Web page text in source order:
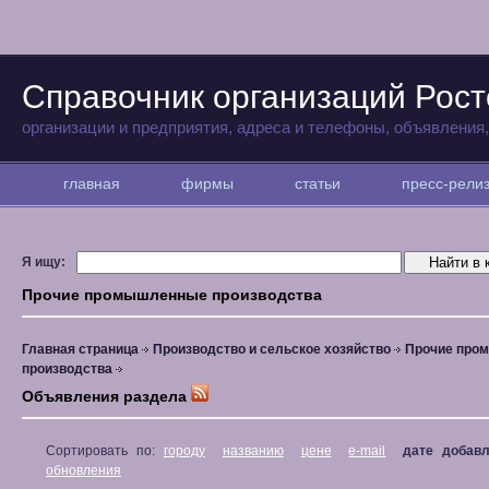
Справочник организаций
организации и предприятия, адреса и телефоны,
главная фирмы статьи пресс-
Я ищу:
Прочие промышленные производства
Главная страница Производство и сельское хозяйство
Прочие
производства
Объявления раздела
Сортировать по: городу названию цене e-mail
дате
обновления